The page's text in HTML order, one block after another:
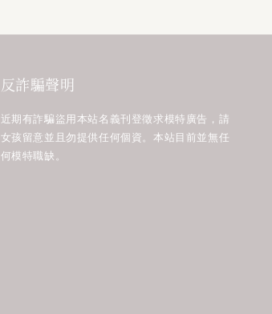
反詐騙聲明
近期有詐騙盜用本站名義刊登徵求模特廣告，請
女孩留意並且勿提供任何個資。本站目前並無任
何模特職缺。